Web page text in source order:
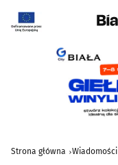
Strona główna Wiadomości